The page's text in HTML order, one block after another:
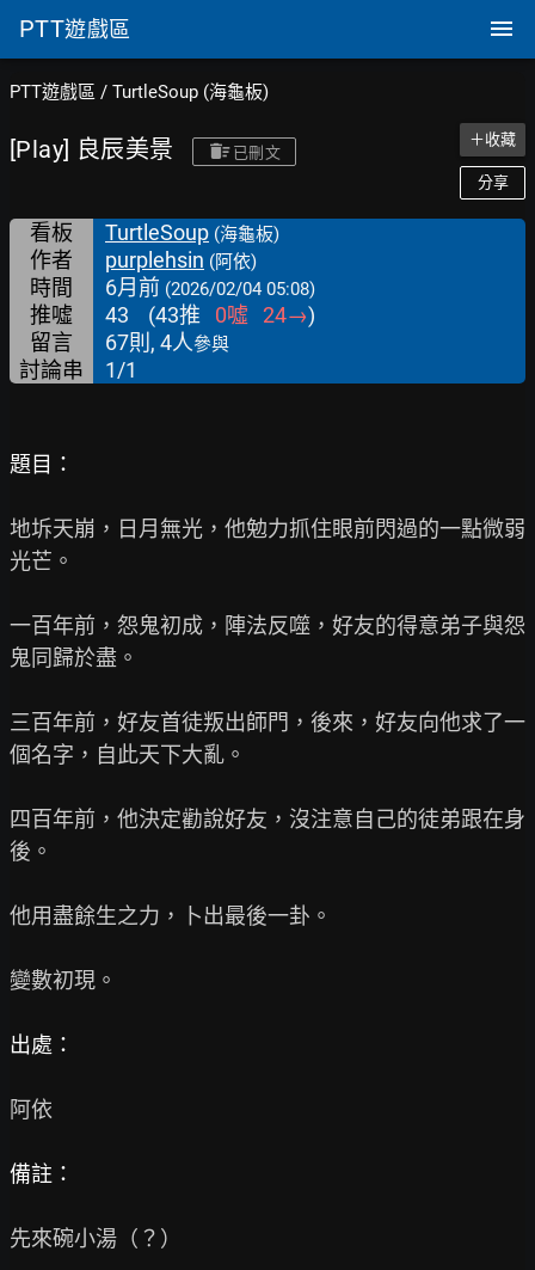
PTT遊戲區
PTT遊戲區 / TurtleSoup (海龜板)
[Play] 良辰美景 已刪文
＋收藏
分享
看板 TurtleSoup (海龜板)
作者 purplehsin (阿依)
時間 6月前 (2026/02/04 05:08)
推噓 43 (43推 0噓 24→)
留言
67則, 4人參與
討論串 1/1
題目：
地坼天崩，日月無光，他勉力抓住眼前閃過的一點微弱
光芒。
一百年前，怨鬼初成，陣法反噬，好友的得意弟子與怨
鬼同歸於盡。
三百年前，好友首徒叛出師門，後來，好友向他求了一
個名字，自此天下大亂。
四百年前，他決定勸說好友，沒注意自己的徒弟跟在身
後。
他用盡餘生之力，卜出最後一卦。
變數初現。
出處：
阿依
備註：
先來碗小湯（？）